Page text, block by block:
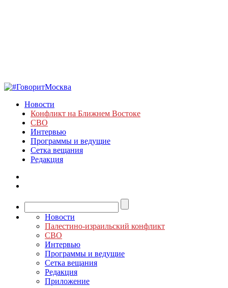
Новости
Конфликт на Ближнем Востоке
СВО
Интервью
Программы и ведущие
Сетка вещания
Редакция
Новости
Палестино-израильский конфликт
СВО
Интервью
Программы и ведущие
Сетка вещания
Редакция
Приложение